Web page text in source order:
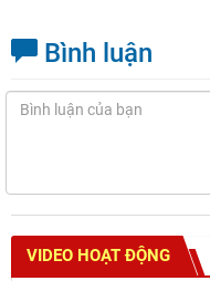
Bình luận
VIDEO HOẠT ĐỘNG